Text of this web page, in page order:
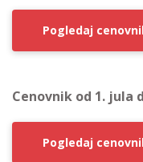
Pogledaj
Cenovnik od 1. jula
Pogledaj